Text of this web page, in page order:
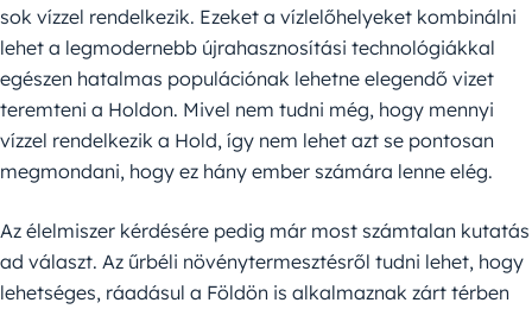
sok vízzel rendelkezik. Ezeket a vízlelőhelyeket kombinálni
lehet a legmodernebb újrahasznosítási technológiákkal
egészen hatalmas populációnak lehetne elegendő vizet
teremteni a Holdon. Mivel nem tudni még, hogy mennyi
vízzel rendelkezik a Hold, így nem lehet azt se pontosan
megmondani, hogy ez hány ember számára lenne elég.
Az élelmiszer kérdésére pedig már most számtalan kutatás
ad választ. Az űrbéli növénytermesztésről tudni lehet, hogy
lehetséges, ráadásul a Földön is alkalmaznak zárt térben